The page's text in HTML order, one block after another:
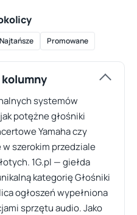
Najtańsze Promowane
kolumny
systemów
potężne głośniki
Yamaha czy
szerokim przedziale
1G.pl — giełda
kategorię Głośniki
ogłoszeń wypełniona
sprzętu audio. Jako